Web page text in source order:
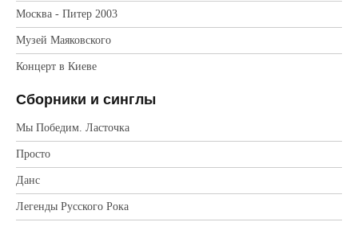
Москва - Питер 2003
Музей Маяковского
Концерт в Киеве
Сборники и синглы
Мы Победим. Ласточка
Просто
Данс
Легенды Русского Рока